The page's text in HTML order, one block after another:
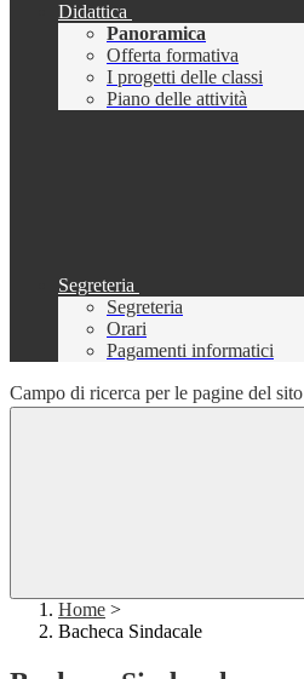
Didattica
Panoramica
Offerta formativa
I progetti delle classi
Piano delle attività
Segreteria
Segreteria
Orari
Pagamenti informatici
Campo di ricerca per le pagine del sito
Home >
Bacheca Sindacale